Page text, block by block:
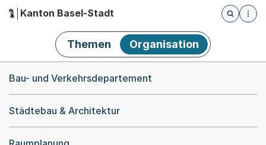
Hauptnavigation
Kanton Basel-Stadt
Öffnet
Themen Organisation
Bau- und Verkehrsdepartement
Städtebau & Architektur